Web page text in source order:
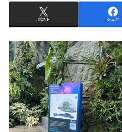
ポスト シェア